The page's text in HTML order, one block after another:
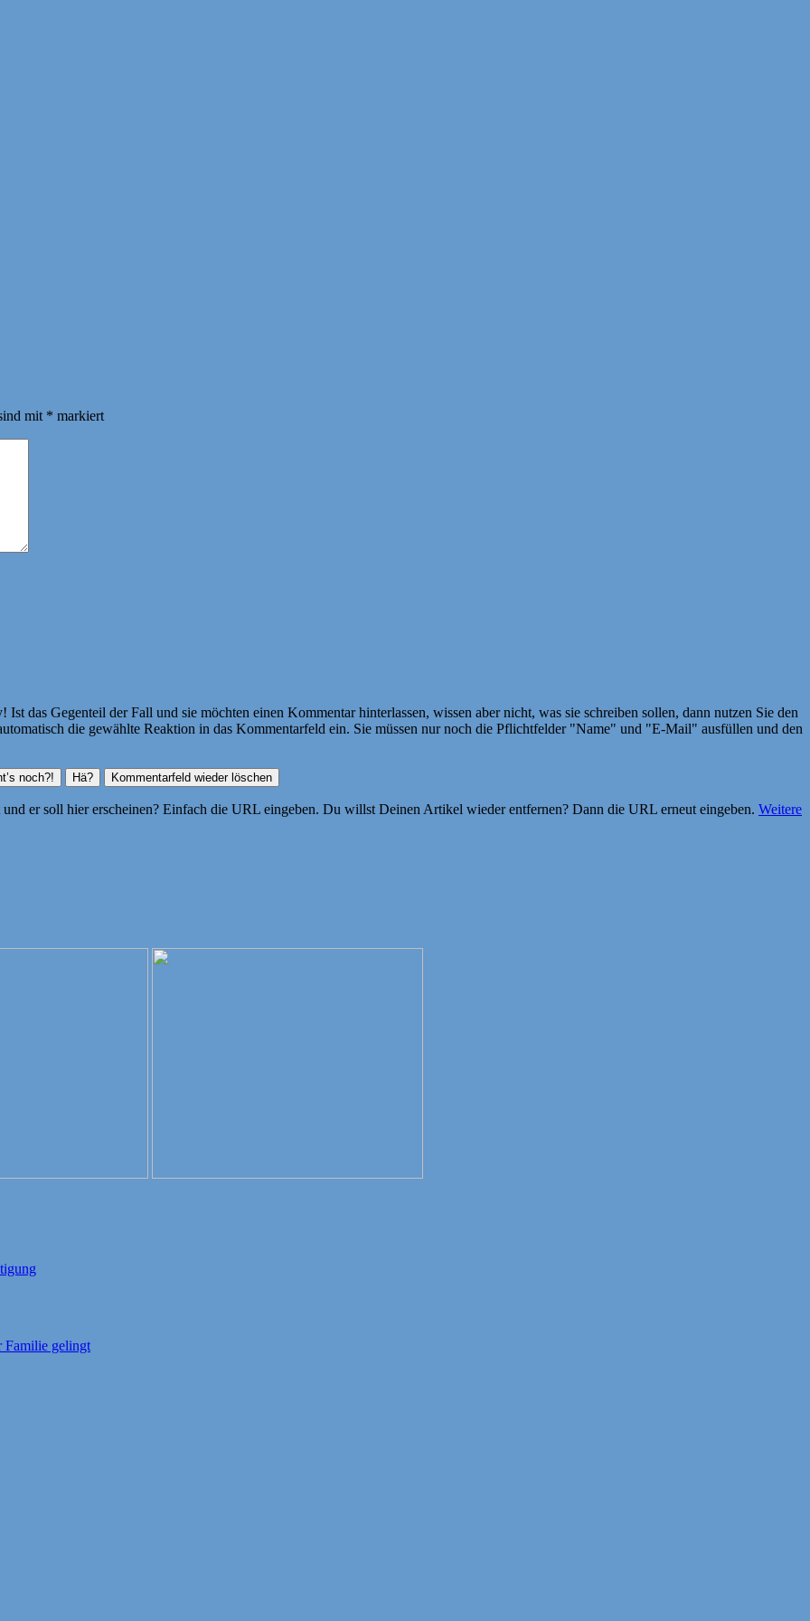
mit * markiert
das Gegenteil der Fall und sie möchten einen Kommentar hinterlassen, wissen aber nicht, was sie schreiben sollen, dann nutzen Sie den
die gewählte Reaktion in das Kommentarfeld ein. Sie müssen nur noch die Pflichtfelder "Name" und "E-Mail" ausfüllen und den
er soll hier erscheinen? Einfach die URL eingeben. Du willst Deinen Artikel wieder entfernen? Dann die URL erneut eingeben. Weitere